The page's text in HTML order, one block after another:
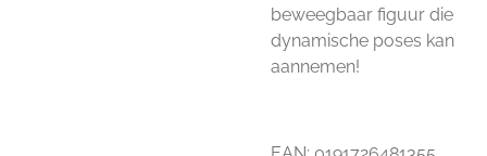
beweegbaar figuur die
dynamische poses kan
aannemen!